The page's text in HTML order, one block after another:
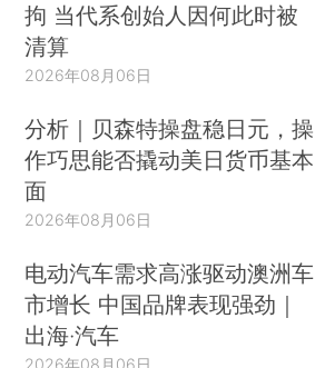
拘 当代系创始人因何此时被
清算
2026年08月06日
分析｜贝森特操盘稳日元，操
作巧思能否撬动美日货币基本
面
2026年08月06日
电动汽车需求高涨驱动澳洲车
市增长 中国品牌表现强劲｜
出海·汽车
2026年08月06日